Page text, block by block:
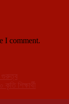
I comment.
শিক্ষার্থী